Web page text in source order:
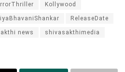
Kollywood
ReleaseDate
news shivasakthimedia